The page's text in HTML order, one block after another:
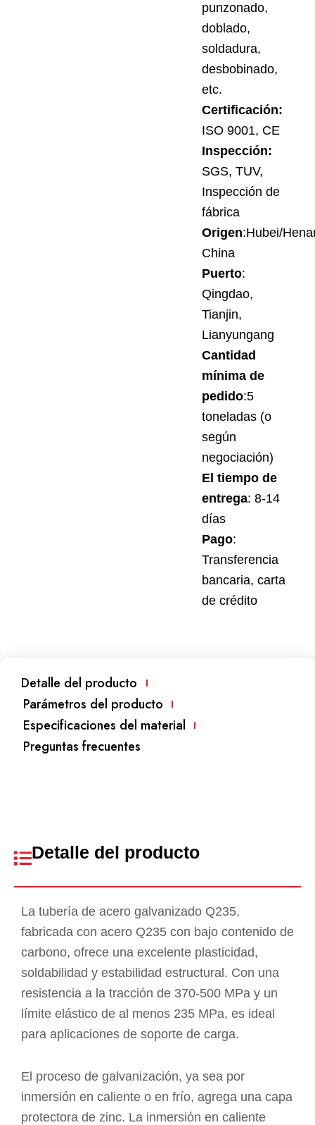
punzonado,
doblado,
soldadura,
desbobinado,
etc.
Certificación:
ISO 9001, CE
Inspección:
SGS, TUV,
Inspección de
fábrica
Origen:Hubei/
China
Puerto:
Qingdao,
Tianjin,
Lianyungang
Cantidad
mínima de
pedido:5
toneladas (o
según
negociación)
El tiempo de
entrega: 8-14
días
Pago:
Transferencia
bancaria, carta
de crédito
Detalle del producto
Parámetros del producto
Especificaciones del material
Preguntas frecuentes
Detalle del producto
La tubería de acero galvanizado Q235,
fabricada con acero Q235 con bajo contenido de
carbono, ofrece una excelente plasticidad,
soldabilidad y estabilidad estructural. Con una
resistencia a la tracción de 370-500 MPa y un
límite elástico de al menos 235 MPa, es ideal
para aplicaciones de soporte de carga.
El proceso de galvanización, ya sea por
inmersión en caliente o en frío, agrega una capa
protectora de zinc. La inmersión en caliente